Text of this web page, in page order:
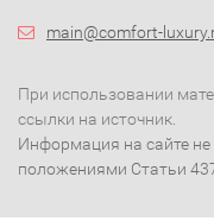
main@comfort-
При использовании
ссылки на источник.
Информация на сайте
положениями Статьи